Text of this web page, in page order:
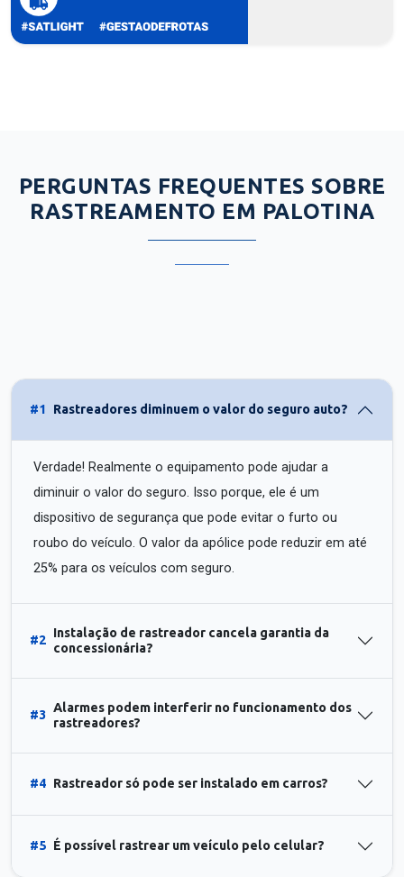
PERGUNTAS FREQUENTES SOBRE
RASTREAMENTO EM PALOTINA
#1 Rastreadores diminuem o valor do seguro auto?
Verdade! Realmente o equipamento pode ajudar a
diminuir o valor do seguro. Isso porque, ele é um
dispositivo de segurança que pode evitar o furto ou
roubo do veículo. O valor da apólice pode reduzir em até
25% para os veículos com seguro.
#2
Instalação de rastreador cancela garantia da
concessionária?
#3
Alarmes podem interferir no funcionamento dos
rastreadores?
#4 Rastreador só pode ser instalado em carros?
#5 É possível rastrear um veículo pelo celular?